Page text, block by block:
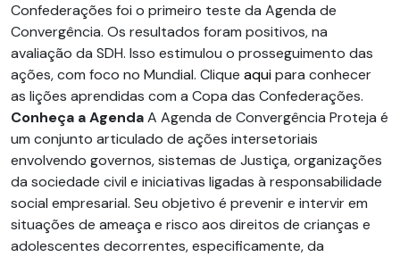
Confederações foi o primeiro teste da Agenda de
Convergência. Os resultados foram positivos, na
avaliação da SDH. Isso estimulou o prosseguimento das
ações, com foco no Mundial. Clique aquipara conhecer
as lições aprendidas com a Copa das Confederações.
Conheça a AgendaA Agenda de Convergência Proteja é
um conjunto articulado de ações intersetoriais
envolvendo governos, sistemas de Justiça, organizações
da sociedade civil e iniciativas ligadas à responsabilidade
social empresarial. Seu objetivo é prevenir e intervir em
situações de ameaça e risco aos direitos de crianças e
adolescentes decorrentes, especificamente, da